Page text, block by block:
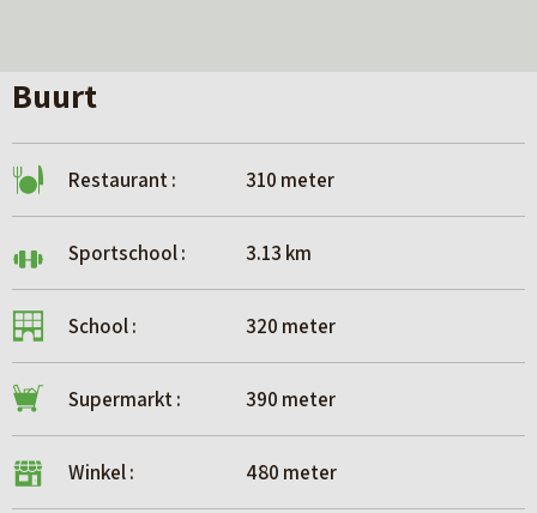
Buurt
Restaurant : 310 meter
Sportschool : 3.13 km
School : 320 meter
Supermarkt : 390 meter
Winkel : 480 meter